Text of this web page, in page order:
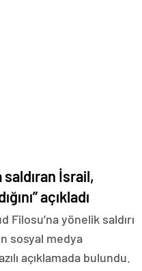
İsrail,
açıkladı
Filosu’na yönelik saldırı
sosyal medya
açıklamada bulundu.